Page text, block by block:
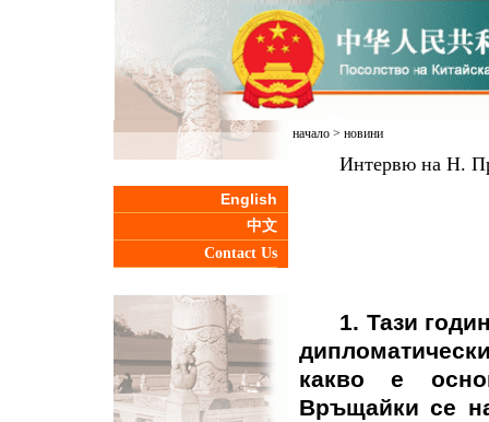
English
中文
Contact Us
начало> новини
Интервю на Н.
1. Тази
какво е
Връщайки се